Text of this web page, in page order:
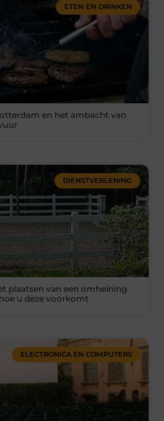
ETEN EN DRINKEN
en het ambacht van
DIENSTVERLENING
plaatsen van een omheining
u deze voorkomt
ELECTRONICA EN COMPUTERS